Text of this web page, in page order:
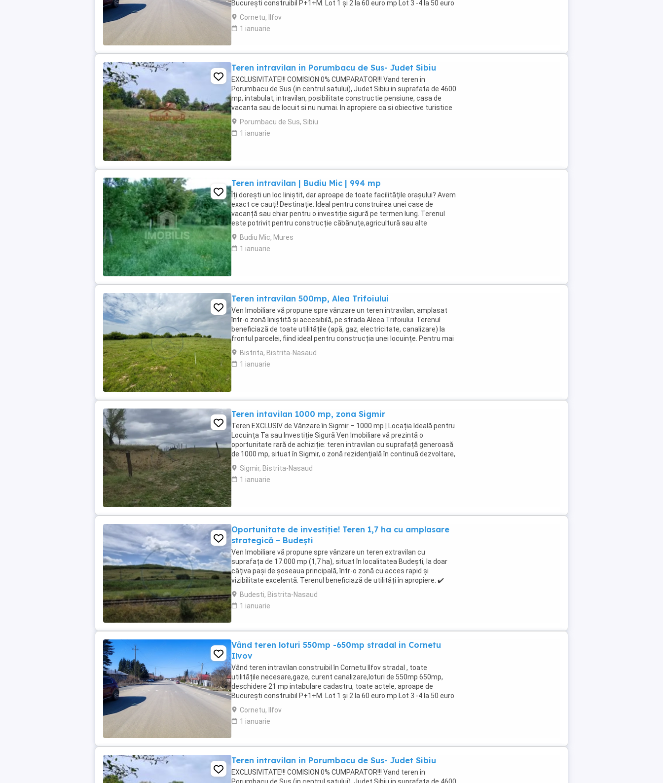
București construibil P+1+M. Lot 1 și 2 la 60 euro mp Lot 3 -4 la 50 euro
mp
Cornetu, Ilfov
1 ianuarie
Teren intravilan in Porumbacu de Sus- Judet Sibiu
EXCLUSIVITATE!!! COMISION 0% CUMPARATOR!!! Vand teren in
Porumbacu de Sus (in centrul satului), Judet Sibiu in suprafata de 4600
mp, intabulat, intravilan, posibilitate constructie pensiune, casa de
vacanta sau de locuit si nu numai. In apropiere ca si obiective turistice
regasim: Dealul Verde, Castelul ...
Porumbacu de Sus, Sibiu
1 ianuarie
Teren intravilan | Budiu Mic | 994 mp
Îți dorești un loc liniștit, dar aproape de toate facilitățile orașului? Avem
exact ce cauți! Destinație: Ideal pentru construirea unei case de
vacanță sau chiar pentru o investiție sigură pe termen lung. Terenul
este potrivit pentru construcție căbănuțe,agricultură sau alte
activități rurale. ...
Budiu Mic, Mures
1 ianuarie
Teren intravilan 500mp, Alea Trifoiului
Ven Imobiliare vă propune spre vânzare un teren intravilan, amplasat
într-o zonă liniștită și accesibilă, pe strada Aleea Trifoiului. Terenul
beneficiază de toate utilitățile (apă, gaz, electricitate, canalizare) la
frontul parcelei, fiind ideal pentru construcția unei locuințe. Pentru mai
multe detalii ...
Bistrita, Bistrita-Nasaud
1 ianuarie
Teren intavilan 1000 mp, zona Sigmir
Teren EXCLUSIV de Vânzare în Sigmir – 1000 mp | Locația Ideală pentru
Locuința Ta sau Investiție Sigură Ven Imobiliare vă prezintă o
oportunitate rară de achiziție: teren intravilan cu suprafață generoasă
de 1000 mp, situat în Sigmir, o zonă rezidențială în continuă dezvoltare,
apreciată pentru liniște, ...
Sigmir, Bistrita-Nasaud
1 ianuarie
Oportunitate de investiție! Teren 1,7 ha cu amplasare
strategică – Budești
Ven Imobiliare vă propune spre vânzare un teren extravilan cu
suprafața de 17.000 mp (1,7 ha), situat în localitatea Budești, la doar
câțiva pași de șoseaua principală, într-o zonă cu acces rapid și
vizibilitate excelentă. Terenul beneficiază de utilități în apropiere: ✔️
Apă ✔️ Curent electric ✔️ Gaz Poziționarea ...
Budesti, Bistrita-Nasaud
1 ianuarie
Vând teren loturi 550mp -650mp stradal in Cornetu
Ilvov
Vând teren intravilan construibil în Cornetu Ilfov stradal , toate
utilitățile necesare,gaze, curent canalizare,loturi de 550mp 650mp,
deschidere 21 mp intabulare cadastru, toate actele, aproape de
București construibil P+1+M. Lot 1 și 2 la 60 euro mp Lot 3 -4 la 50 euro
mp
Cornetu, Ilfov
1 ianuarie
Teren intravilan in Porumbacu de Sus- Judet Sibiu
EXCLUSIVITATE!!! COMISION 0% CUMPARATOR!!! Vand teren in